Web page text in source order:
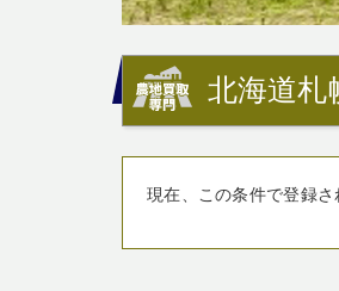
北海道札
現在、この条件で登録さ